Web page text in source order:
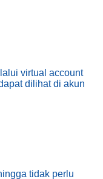
virtual account
dilihat di akun
tidak perlu